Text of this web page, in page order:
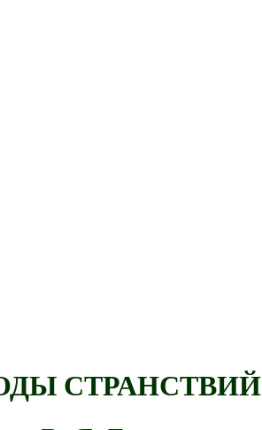
СТРАНСТВИЙ